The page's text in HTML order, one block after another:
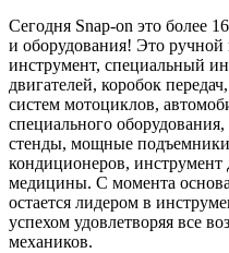
Сегодня Snap-on это более
и оборудования! Это
инструмент, специальный
двигателей, коробок
систем мотоциклов,
специального
стенды, мощные
кондиционеров,
медицины. С момента
остается лидером в
успехом удовлетворяя все
механиков.